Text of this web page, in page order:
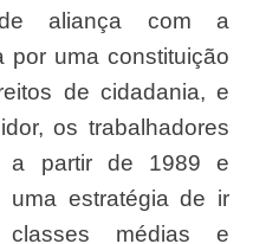
aliança com a
por uma constituição
de cidadania, e
os trabalhadores
a partir de 1989 e
estratégia de ir
médias e